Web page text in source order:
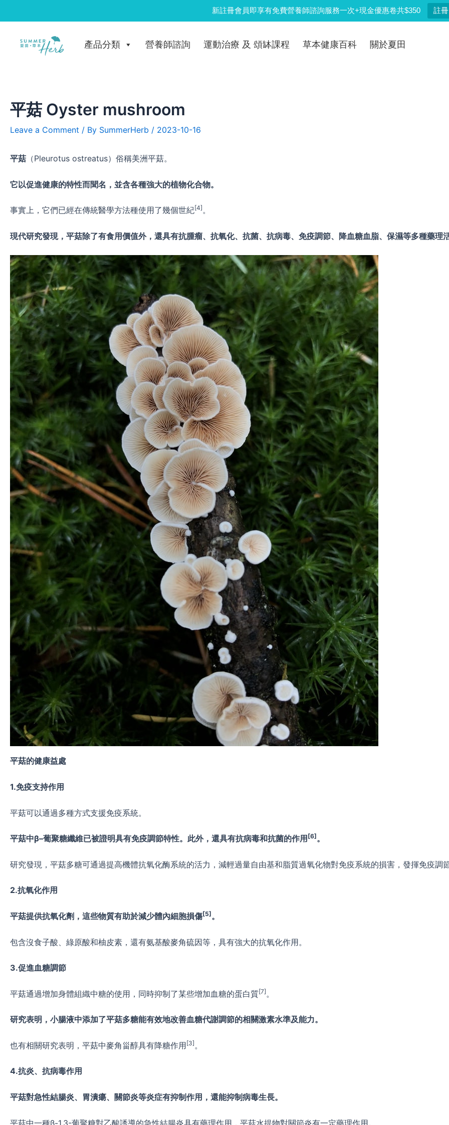
新註冊會員即享有免費營養師諮詢服務一次+現金優惠卷共$350 註冊
to
產品分類
營養師諮詢 運動治療 及 頌缽課程 草本健康百科 關於夏田
平菇 Oyster mushroom
Leave a Comment / By SummerHerb / 2023-10-16
平菇 （Pleurotus ostreatus）俗稱美洲平菇。
它以促進健康的特性而聞名，並含各種強大的植物化合物。
事實上，它們已經在傳統醫學方法種使用了幾個世紀[4]。
現代研究發現，平菇除了有食用價值外，還具有抗腫瘤、抗氧化、抗菌、抗病毒、免疫調節、降血糖血脂、保濕等多種藥理
平菇的健康益處
1.免疫支持作用
平菇可以通過多種方式支援免疫系統。
平菇中β–葡聚糖纖維已被證明具有免疫調節特性。此外，還具有抗病毒和抗菌的作用 [6]。
研究發現，平菇多糖可通過提高機體抗氧化酶系統的活力，減輕過量自由基和脂質過氧化物對免疫系統的損害，發揮免疫調
2.抗氧化作用
平菇提供抗氧化劑，這些物質有助於減少體內細胞損傷[5]。
包含沒食子酸、綠原酸和柚皮素，還有氨基酸麥角硫因等，具有強大的抗氧化作用。
3.促進血糖調節
平菇通過增加身體組織中糖的使用，同時抑制了某些增加血糖的蛋白質[7] 。
研究表明，小腸液中添加了平菇多糖能有效地改善血糖代謝調節的相關激素水準及能力。
也有相關研究表明，平菇中麥角甾醇具有降糖作用[3] 。
4.抗炎、抗病毒作用
平菇對急性結腸炎、胃潰瘍、關節炎等炎症有抑制作用，還能抑制病毒生長。
平菇中一種β-1,3-葡聚糖對乙酸誘導的急性結腸炎具有藥理作用，平菇水提物對關節炎有一定藥理作用。
navigation